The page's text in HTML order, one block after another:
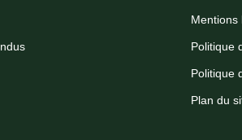
Mentions
Politique
Politique
Plan du